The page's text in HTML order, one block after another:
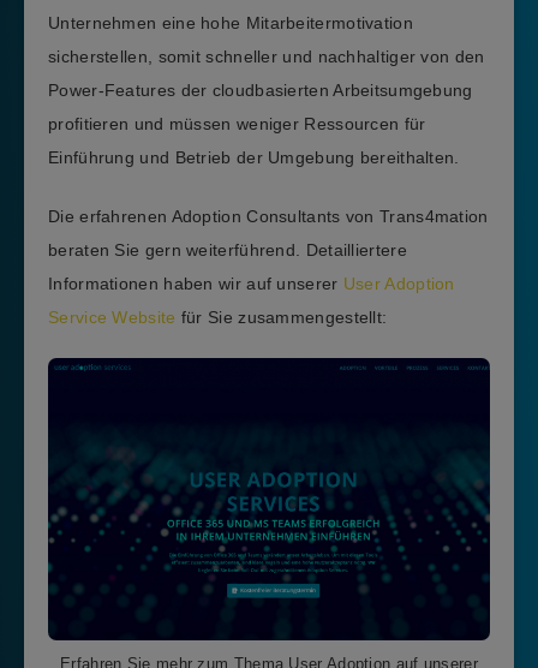
Unternehmen eine hohe Mitarbeitermotivation
sicherstellen, somit schneller und nachhaltiger von den
Power-Features der cloudbasierten Arbeitsumgebung
profitieren und müssen weniger Ressourcen für
Einführung und Betrieb der Umgebung bereithalten.
Die erfahrenen Adoption Consultants von Trans4mation
beraten Sie gern weiterführend. Detailliertere
Informationen haben wir auf unserer User Adoption
Service Website für Sie zusammengestellt:
Erfahren Sie mehr zum Thema User Adoption auf unserer